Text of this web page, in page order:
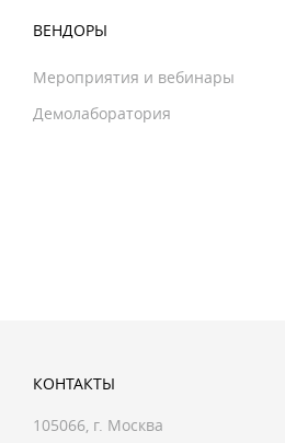
ВЕНДОРЫ
Мероприятия и вебинары
Демолаборатория
КОНТАКТЫ
105066, г. Москва